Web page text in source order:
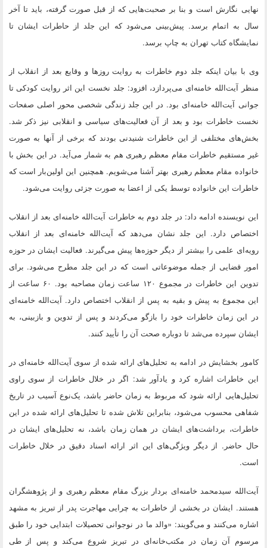
نهایی نگارش است و بنا بر صحبت‌هایی که از قبل صورت گرفته، باید تا آخر
سال به اتمام برسد. پیش‌بینی می‌شود که این جلد از حاطرات ایشان تا
نمایشگاه کتاب تهران به چاپ برسد.
وی با بیان اینکه جلد دوم خاطرات به روایت روزها و وقایع بعد از انقلاب از
منظر آیت‌الله خامنه‌ای می‌پردازد، افزود: جلد نخست این اثر روایت کودکی تا
جوانی آیت‌الله خامنه‌ای بود. در این جلد زندگی شخصی محور اصلی صفحات
نخست خاطرات بود و بعد از آن فعالیت‌های سیاسی و انقلابی نیز ذکر شد.
بخش‌های مختلفی از این خاطرات شنیدنی بودند که برخی از آنها به صورت
غیر مستقیم خاطرات مقام معظم رهبری هم به شمار می‌آید. در این بخش با
خانواده مقام معظم رهبری بهتر آشنا می‌شویم. همچنین این اولین‌بار است که
خاطرات این خانواده توسط یکی از اعضا به صورت جزئی روایت می‌شود.
این نویسنده ادامه داد: در جلد دوم به خاطرات آیت‌الله خامنه‌ای بعد از انقلاب
اختصاص دارد. این جلد نشان می‌دهد که آیت‌الله خامنه‌ای بعد از انقلاب
رویه‌ای علمی را بیشتر از دیگر حوزه‌ها پیش می‌گیرند. فعالیت ایشان در حوزه
امور قضایی از جمله موضوعاتی است که در این جلد مطرح می‌شود. برای
تدوین این خاطرات در مجموع ۱۲۰ ساعت زمان مصاحبه بود. ۶۰ ساعت از
این مجموع به پیش و بقیه به پس از انقلاب اختصاص دارد. آیت‌الله خامنه‌ای
در این زمان خاطرات خود را بازگو می‌کردند و پس از تدوین و بازبینی، به
ایشان سپرده می‌شد تا دوباره صحت آن را تأیید کنند.
کامور بخشایش در ادامه به تحلیل‌های ارائه شده از سوی آیت‌الله خامنه‌ای در
این خاطرات اشاره کرد و یادآور شد: اگر در خلال خاطرات از سوی راوی
تحلیل‌هایی ارائه شود که مربوط به زمان حاضر باشد، یک‌نوع آسیب در تاریخ
شفاهی محسوب می‌شود، بنابراین تلاش شده تا تحلیل‌های ارائه شده در این
خاطرات، برداشت‌های ایشان در همان زمان باشد، نه تحلیل‌های ایشان در
حال حاضر. از دیگر ویژگی‌های این اثر ارائه اسناد دقیق در خلال خاطرات
است.
آیت‌الله سیدمحمد خامنه‌ای بردار بزرگ مقام معظم رهبری و از پژوهشگران
هستند. ایشان در بخشی از خاطرات به چرایی مهاجرت پدر از تبریز به مشهد
اشاره می‌کنند و می‌‌گویند: «والد ما در نوجوانی تحصیلات ابتدایی خود را طبق
مرسوم آن زمان در مکتب‌خانه‌‌‌‌‌‌ای در تبریز شروع می‌کند و پس از طی